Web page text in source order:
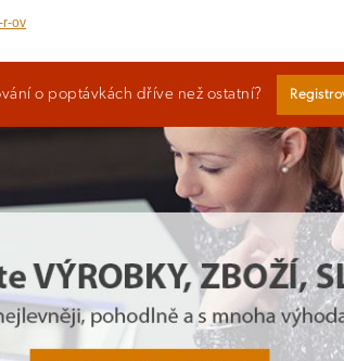
r-ov
o poptávkách dříve než ostatní?